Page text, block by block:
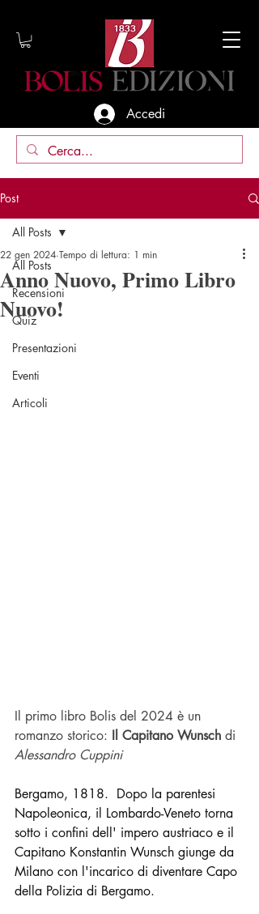
Accedi
Post
All Posts
Recensioni
Quiz
Presentazioni
Eventi
Articoli
All Posts
Anno Nuovo, Primo Libro
Nuovo!
22 gen 2024 Tempo di lettura: 1 min
Il primo libro Bolis del 2024 è un
romanzo storico: Il Capitano Wunsch di
Alessandro Cuppini
Bergamo, 1818.  Dopo la parentesi
Napoleonica, il Lombardo-Veneto torna
sotto i confini dell' impero austriaco e il
Capitano Konstantin Wunsch giunge da
Milano con l'incarico di diventare Capo
della Polizia di Bergamo.